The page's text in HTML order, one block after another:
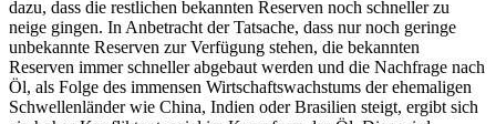
dazu, dass die restlichen bekannten Reserven noch schneller zu
neige gingen. In Anbetracht der Tatsache, dass nur noch geringe
unbekannte Reserven zur Verfügung stehen, die bekannten
Reserven immer schneller abgebaut werden und die Nachfrage nach
Öl, als Folge des immensen Wirtschaftswachstums der ehemaligen
Schwellenländer wie China, Indien oder Brasilien steigt, ergibt sich